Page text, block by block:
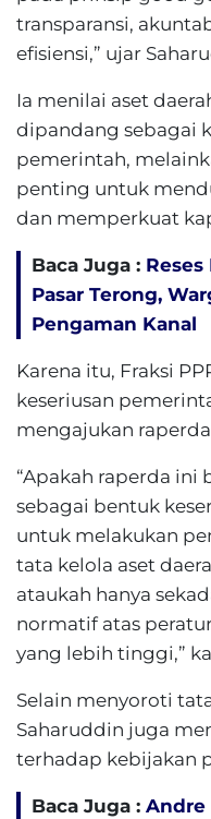
transparansi,
efisiensi,” ujar
Ia menilai aset
dipandang sebagai
pemerintah,
penting untuk
dan memperkuat
Baca Juga : Reses
Pasar Terong,
Pengaman Kanal
Karena itu, Fraksi
keseriusan
mengajukan
“Apakah raperda ini
sebagai bentuk
untuk melakukan
tata kelola aset
ataukah hanya
normatif atas
yang lebih tinggi,”
Selain menyoroti
Saharuddin juga
terhadap kebijakan
Baca Juga : Andre